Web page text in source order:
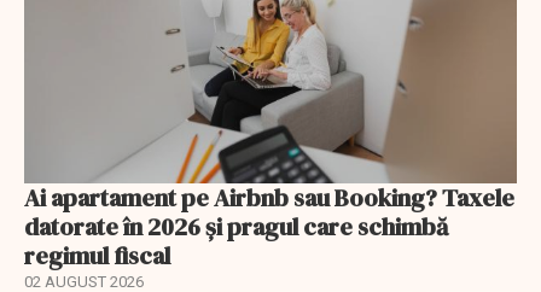
Ai apartament pe Airbnb sau Booking? Taxele
datorate în 2026 și pragul care schimbă
regimul fiscal
02 AUGUST 2026